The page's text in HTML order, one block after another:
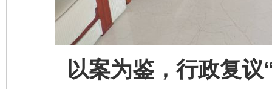
以案为鉴，行政复议“